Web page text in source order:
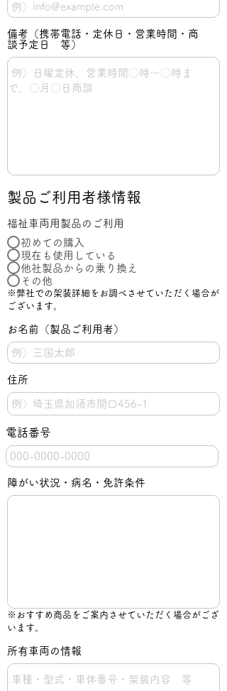
備考（携帯電話・定休日・営業時間・商
談予定日 等）
製品ご利用者様情報
福祉車両用製品のご利用
初めての購入
現在も使用している
他社製品からの乗り換え
その他
※弊社での架装詳細をお調べさせていただく場合が
ございます。
お名前（製品ご利用者）
住所
電話番号
障がい状況・病名・免許条件
※おすすめ商品をご案内させていただく場合がござ
います。
所有車両の情報